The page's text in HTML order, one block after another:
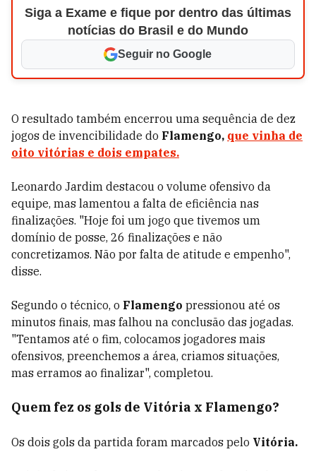
Siga a Exame e fique por dentro das últimas
notícias do Brasil e do Mundo
Seguir no Google
O resultado também encerrou uma sequência de dez
jogos de invencibilidade do Flamengo, que vinha de
oito vitórias e dois empates.
Leonardo Jardim destacou o volume ofensivo da
equipe, mas lamentou a falta de eficiência nas
finalizações. "Hoje foi um jogo que tivemos um
domínio de posse, 26 finalizações e não
concretizamos. Não por falta de atitude e empenho",
disse.
Segundo o técnico, o Flamengo pressionou até os
minutos finais, mas falhou na conclusão das jogadas.
"Tentamos até o fim, colocamos jogadores mais
ofensivos, preenchemos a área, criamos situações,
mas erramos ao finalizar", completou.
Quem fez os gols de Vitória x Flamengo?
Os dois gols da partida foram marcados pelo Vitória.